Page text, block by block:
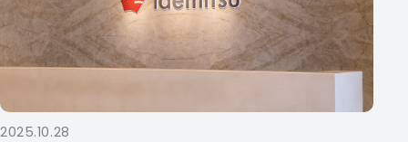
2025.10.28